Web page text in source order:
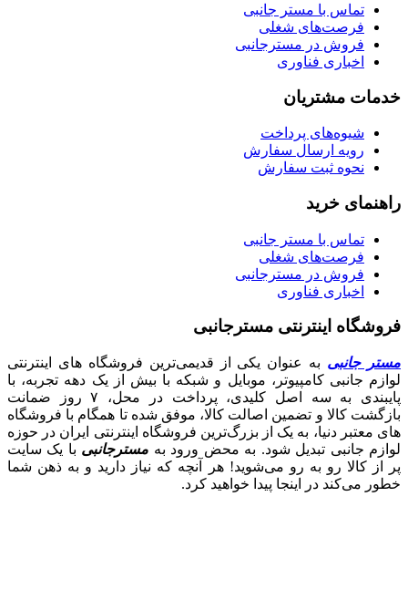
تماس با مستر جانبی
فرصت‌های شغلی
فروش در مسترجانبی
اخباری فناوری
خدمات مشتریان
شیوه‌های پرداخت
رویه ارسال سفارش
نحوه ثبت سفارش
راهنمای خرید
تماس با مستر جانبی
فرصت‌های شغلی
فروش در مسترجانبی
اخباری فناوری
فروشگاه اینترنتی مسترجانبی
مستر جانبی به عنوان یکی از قدیمی‌ترین فروشگاه های اینترنتی
لوازم جانبی کامپیوتر، موبایل و شبکه با بیش از یک دهه تجربه، با
پایبندی به سه اصل کلیدی، پرداخت در محل، ۷ روز ضمانت
بازگشت کالا و تضمین اصالت کالا، موفق شده تا همگام با فروشگاه‌
های معتبر دنیا، به یک از بزرگ‌ترین فروشگاه اینترنتی ایران در حوزه
لوازم جانبی تبدیل شود. به محض ورود به مسترجانبی با یک سایت
پر از کالا رو به رو می‌شوید! هر آنچه که نیاز دارید و به ذهن شما
خطور می‌کند در اینجا پیدا خواهید کرد.